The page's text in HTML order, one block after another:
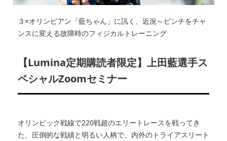
３×オリンピアン「藍ちゃん」に訊く、近況～ピンチをチャ
ンスに変える故障時のフィジカルトレーニング
【Lumina定期購読者限定】上田藍選手ス
ペシャルZoomセミナー
オリンピック戦線で220戦超のエリートレースを戦ってき
た、圧倒的な戦績と明るい人柄で、内外のトライアスリート